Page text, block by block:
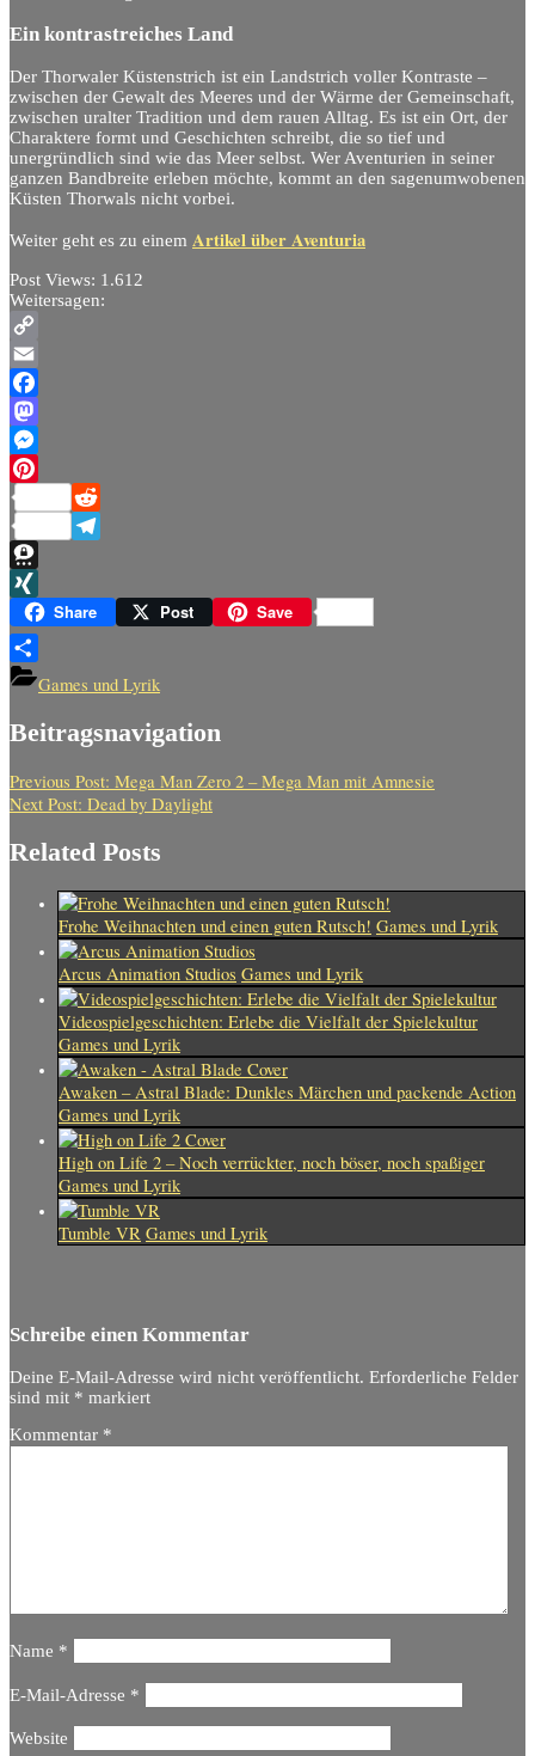
Ein kontrastreiches Land
Der Thorwaler Küstenstrich ist ein Landstrich voller Kontraste –
zwischen der Gewalt des Meeres und der Wärme der Gemeinschaft,
zwischen uralter Tradition und dem rauen Alltag. Es ist ein Ort, der
Charaktere formt und Geschichten schreibt, die so tief und
unergründlich sind wie das Meer selbst. Wer Aventurien in seiner
ganzen Bandbreite erleben möchte, kommt an den sagenumwobenen
Küsten Thorwals nicht vorbei.
Weiter geht es zu einem Artikel über Aventuria
Post Views: 1.612
Weitersagen:
Copy
Link
Email
Facebook
Mastodon
Messenger
Pinterest
Reddit
Telegram
Threema
XINGShare Post Save
TeilenGames und Lyrik
Beitragsnavigation
Previous Post: Mega Man Zero 2 – Mega Man mit Amnesie
Next Post: Dead by Daylight
Related Posts
Frohe Weihnachten und einen guten Rutsch! Games und Lyrik
Arcus Animation Studios Games und Lyrik
Videospielgeschichten: Erlebe die Vielfalt der Spielekultur
Games und Lyrik
Awaken – Astral Blade: Dunkles Märchen und packende Action
Games und Lyrik
High on Life 2 – Noch verrückter, noch böser, noch spaßiger
Games und Lyrik
Tumble VR Games und Lyrik
Schreibe einen Kommentar
Deine E-Mail-Adresse wird nicht veröffentlicht. Erforderliche Felder
sind mit * markiert
Kommentar *
Name *
E-Mail-Adresse *
Website